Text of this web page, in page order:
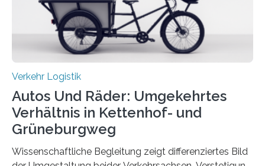
Verkehr Logistik
Autos Und Räder: Umgekehrtes
Verhältnis in Kettenhof- und
Grüneburgweg
Wissenschaftliche Begleitung zeigt differenziertes Bild